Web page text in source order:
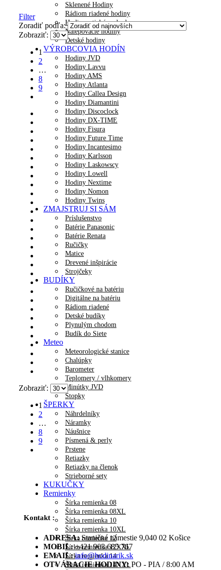
Sklenené Hodiny
Rádiom riadené hodiny
Hodiny s tichým chodom
Nalepovacie hodiny
Detské hodiny
VÝROBCOVIA HODÍN
Hodiny JVD
Hodiny Lavvu
Hodiny AMS
Hodiny Atlanta
Hodiny Callea Design
Hodiny Diamantini
Hodiny Discoclock
Hodiny DX-TIME
Hodiny Fisura
Hodiny Future Time
Hodiny Incantesimo
Hodiny Karlsson
Hodiny Laskowscy
Hodiny Lowell
Hodiny Nextime
Hodiny Nomon
Hodiny Twins
ZMAJSTRUJ SI SÁM
Príslušenstvo
Batérie Panasonic
Batérie Renata
Ručičky
Matice
Drevené inšpirácie
Strojčeky
BUDÍKY
Ručičkové na batériu
Digitálne na batériu
Rádiom riadené
Detské budíky
Plynulým chodom
Budík do Siete
Meteo
Meteorologické stanice
Chalúpky
Barometer
Teplomery / vlhkomery
Minútky JVD
Stopky
ŠPERKY
Náhrdelníky
Náramky
Náušnice
Písmená & perly
Prstene
Retiazky
Retiazky na členok
Strieborné sety
KUKUČKY
Remienky
Šírka remienka 08
Šírka remienka 08XL
Šírka remienka 10
Šírka remienka 10XL
Šírka remienka 12
Šírka remienka 12XXL
Šírka remienka 14
Šírka remienka 14XXL
Filter
Zoradiť podľa:
Zobraziť:
1
2
…
8
9
Zobraziť:
1
2
…
8
9
Kontakt :
ADRESA: Staničné námestie 9,040 02 Košice
MOBIL: +421 903 685 767
EMAIL: info@hodinarik.sk
OTVÁRACIE HODINY: PO - PIA / 8:00 AM